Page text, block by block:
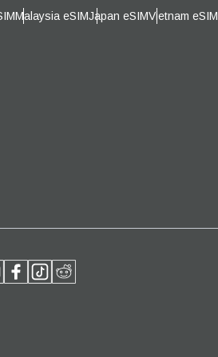
Malaysia eSIMJapan eSIMVietnam eSIM